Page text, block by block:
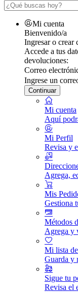
Mi cuenta
Bienvenido/a
Ingresar o crear
Accede a tus
devoluciones:
Correo
Ingrese un
Continuar
Mi cuenta
Aquí
Mi Perfil
Revisa y
Agrega,
Mis
Gestiona
Métodos
Agrega y
Mi lista
Guarda y
Sigue tu
Revisa el